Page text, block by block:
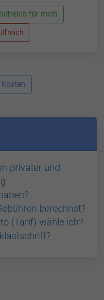
für mich
privater und
berechnet?
(Tarif) wähle ich?